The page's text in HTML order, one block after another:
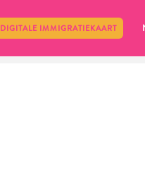
DIGITALE IMMIGRATIEKAART